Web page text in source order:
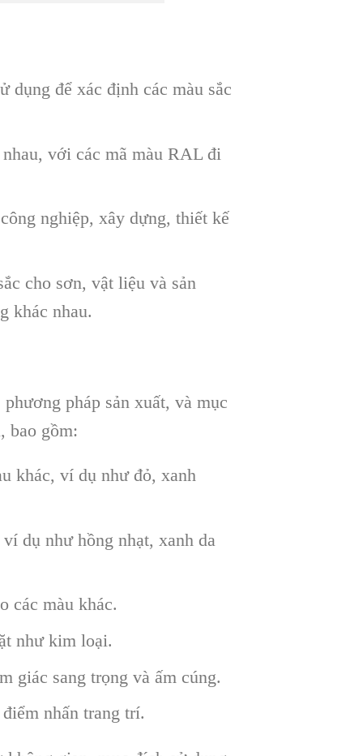
để xác định các màu sắc
với các mã màu RAL đi
nghiệp, xây dựng, thiết kế
cho sơn, vật liệu và sản
khác nhau.
pháp sản xuất, và mục
bao gồm:
khác, ví dụ như đỏ, xanh
dụ như hồng nhạt, xanh da
các màu khác.
như kim loại.
giác sang trọng và ấm cúng.
nhấn trang trí.